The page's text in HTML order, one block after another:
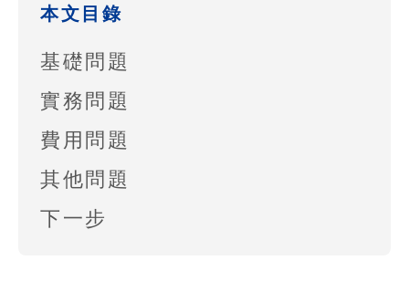
本文目錄
基礎問題
實務問題
費用問題
其他問題
下一步